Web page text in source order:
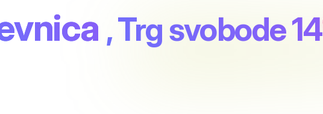
, Trg svobode 14